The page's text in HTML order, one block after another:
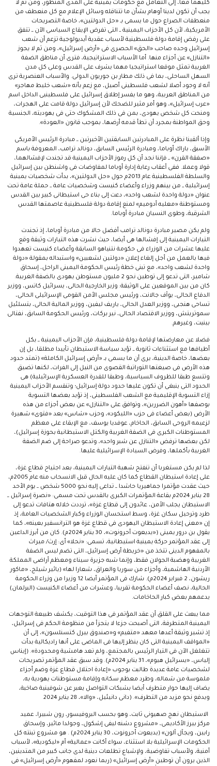
كليهما معا، إلى التعامل مع حكومات يمينية على المدى المنظور، ومن ثم لا
يجب أن تكون لدينا أوهام بشأن ما تتناقله وسائل الإعلام مع كل منعطف من
منعطفات الصراع حول ما يسمى بـ «حل الدولتين»، خاصة التصريحات
الأمريكية، لأن كل الأحزاب اليمينية ــ التى تفرض الإيقاع السياسى الآن ــ تتفق
على رفض إقامة دولة فلسطينية لأسباب عقدية أيديولوجية تزعم أن شعب
إسرائيل وحده صاحب «الحق» الحصرى فى «أرض إسرائيل»، ومن ثم لا يجوز
«التنازل» عن أجزاء منها. أما الأسباب الاستراتيجية، فترى أن مناطق الضفة
الغربية تمثل موقعا استراتيجيا مهما يشرف على القدس وعلى كل مدن
السهل الساحلى، بما فى ذلك مطار بن جوريون الدولى. والأسباب العنصرية ترى
أنه لا وجود أصلا لشعب فلسطينى أصيل، مع زعم بأنه «شعب خليط مهاجر»
من المناطق العربية، وهو ما يفسر إطلاق إسرائيل على فلسطينيى الداخل اسم
«عرب إسرائيل»، وهو أمر مثير للضحك لأن إسرائيل دولة قامت على الهجرات،
ومنحت كل شخص يهودى، بمن فى ذلك المشكوك حتى فى يهوديته، الجنسية
وحق المواطنة بمجرد أن تطأ قدمه أرضها، بموجب قانون «العودة».
وإذا ألقينا نظرة على المبادرتين السابقتين الأخيرتين ــ مبادرة الرئيس الأمريكى
الأسبق، باراك أوباما، ومبادرة الرئيس السابق، دونالد ترامب، المعروفة باسم
«صفقة القرن» ــ فإننا نجد أن كل رموز الأحزاب اليمينية قد تجندت لإفشالهما،
قولا وعملا. ففى أعقاب رعاية إدارة أوباما لمفاوضات فى واشنطن بين إسرائيل
والسلطة الفلسطينية عام 2013م حول «حل الدولتين»، بدأت شخصيات يمينية
إسرائيلية ــ من بينهم وزراء وأعضاء كنيست وشخصيات عامة ــ حملة عامة تحت
عنوان «دولة واحدة لشعب واحد»، دعت إلى بناء حى استيطانى كبير بين القدس
ومستوطنة «معليه أدوميم» لمنع إقامة دولة فلسطينية عاصمتها القدس
الشرقية، وطوى النسيان مبادرة أوباما.
ولم يكن مصير مبادرة دونالد ترامب أفضل حالا من مبادرة أوباما، إذ تجندت
التيارات اليمينية إلى إفشالها هى أيضا، حيث نشرت هذه التيارات وثيقة وقع
عليها عشرات من الوزراء فى حكومة نتنياهو السابقة وأعضاء كنيست تعهدوا
فيها بالعمل من أجل إلغاء إعلان «دولتين لشعبين» واستبداله بمقولة «دولة
واحدة لشعب واحد»، مع تبنى خطة رئيس الحكومة اليمينى الراحل، إسحاق
شامير، التى تدعو إلى توطين نحو 2 مليون مستوطن يهودى بالضفة الغربية.
كان من بين الموقعين على الوثيقة: وزير الخارجية الحالى، يسرائيل كاتس، ووزير
الدفاع الحالى، يوآف جالانت، ورئيس مجلس الأمن القومى الإسرائيلى الحالى،
تساحى هنجبى، ووزير العدل الحالى، ياريف ليفين، ووزير المالية الحالى، بتسلئيل
سموتريتش، ووزير الاقتصاد الحالى، نير بركات، ورئيس الحكومة السابق، نفتالى
بينيت، وغيرهم.
فضلا عن معارضتها لإقامة دولة فلسطينية، فإن الأحزاب اليمينية ــ بكل
أطيافها مع استثناءات ثانوية ــ تؤيد سياسة الاستيطان تأييدا مطلقا، بل إن
بعضها، خاصة الدينية، يرى أن ما يسمى بـ «أرض إسرائيل الكاملة» (تمتد حدود
هذه الأرض فى صيغتها التوراتية القصوى من النيل إلى الفرات، لكنها تضيق
وتتسع طبقا للظروف السياسية، وطبقا للقدرة العسكرية الإسرائيلية) هى
الحدود التى ينبغى أن تكون عليها حدود دولة إسرائيل؛ وتنقسم الأحزاب اليمينية
إزاء التسوية الإقليمية مع الشعب الفلسطينى، إذ تؤيد بعضها التسوية
بوصفها «أهون الضررين»، وتوافق على «التنازل» عن بعض أجزاء من هذه
الأرض (بعض أعضاء فى حزب «الليكود»، وحزب «شاس» بعد «فتوى» شهيرة
لزعيمه الروحى السابق، الحاخام، عوفديا يوسف، مع الإبقاء على معظم
المستوطنات الكبرى فى الضفة الغربية والكتل الاستيطانية بحوزة إسرائيل)،
لكن بعضها ترفض «التنازل عن شبر واحد»، وتدعو صراحة إلى ضم الضفة
الغربية بأكملها، وفرض السيادة الإسرائيلية عليها.
لذا لم يكن مستغربا أن تنفتح شهية التيارات اليمينية، بعد اجتياح قطاع غزة،
على إعادة استيطان القطاع كما كان عليه الحال قبل الانسحاب منه عام 2005م،
حيث عقدت مؤتمرا جماهيريا حاشدا ــ تداعى إليه نحو 5000 شخص ــ يوم الأحد
28 يناير 2024م بقاعة المؤتمرات الكبرى بالقدس تحت مسمى: «نصرة إسرائيل ــ
الاستيطان يجلب الأمن، عائدون إلى قطاع غزة»، ترددت خلاله هتافات تدعو إلى
طرد وترحيل سكان غزة، وسط استحسان الوزراء وكبار الشخصيات العامة، إذ
إن «معنى إعادة الاستيطان اليهودى فى قطاع غزة هو الترانسفير بعينه»، كما
يقول بن درور يمينى («يديعوت أحرونوت»، 30 يناير 2024م). كان من أبرز الداعين
إلى عقد المؤتمر حركة يمينية استيطانية، تسمى: «نحلا» أى: إرث/ ميراث
بالمفهوم الدينى تتخذ من «خريطة أرض إسرائيل، التى تضم ليس الضفة
الغربية وهضبة الجولان فقط، وإنما شبه جزيرة سيناء ومعظم أراضى المملكة
الأردنية الهاشمية، وأجزاء من سوريا والعراق، شعارا لها» (يائير شيلج، «ماكور
ريشون، 2 فبراير 2024م). شارك فى المؤتمر أيضا 12 وزيرا من وزراء الحكومة
الحالية، نصف أعضاء الحكومة تقريبا، وعشرات من أعضاء الكنيست (البرلمان)
يدعمهم بعض كبار الحاخامات.
مما يبعث على القلق أن عقد المؤتمر فى هذا التوقيت، يكشف طبيعة التوجهات
اليمينية المتطرفة، التى أصبحت جزءا لا يتجزأ من منظومة الحكم فى إسرائيل،
إذ تشير وثيقة أعدها معهد «متفيم» و«صندوق بيرل كتسنلسون»، إلى أن
«المواقف اليمينية التى كان ينظر إليها فى الماضى على أنها راديكالية بدأت
تتغلغل الآن فى التيار الرئيس بالمجتمع، ولم تعد هامشية ومحدودة». (إيناس
إلياس، «يسرائيل هيوم»، 31 يناير 2024م). وقد سبق عقد المؤتمر تصريحات
لشخصيات عامة عديدة طالبت بوجوب «إعادة احتلال قطاع غزة وضم أجزاء
ملموسة من شماله، وطرد معظم سكانه وإقامة مستوطنات يهودية به،
يضاف إليها حوار متطرف أيضا بشبكات التواصل يعبر عن شوفينية صاخبة،
ويدفع نحو مزيد من التطرف». (دانى دانيئيل، «والا»، 28 يناير 2024
الاستيطان نهج صهيونى ثابت، وهو بحسب البروفيسور، رون شبيرا، عميد
مركز بيرز الأكاديمى، «مشروع دشنه ليفى إشكول، وجولدا مائير، وإسحاق
رابين، ويجآل آلون» (يديعوت أحرونوت، 30 يناير 2024م) . هو مشروع تبنته كل
الحكومات الإسرائيلية بلا استثناء، سواء أكانت «عمالية» أم «ليكودية»، لأسباب
أمنية، ولأسباب تفاوضية، ولإشباع تطلعات دينية لدى جانب كبير من المتدينين،
الذين يرون أن توطين «أرض إسرائيل» (ربما نعود لمفهوم «أرض إسرائيل» فى